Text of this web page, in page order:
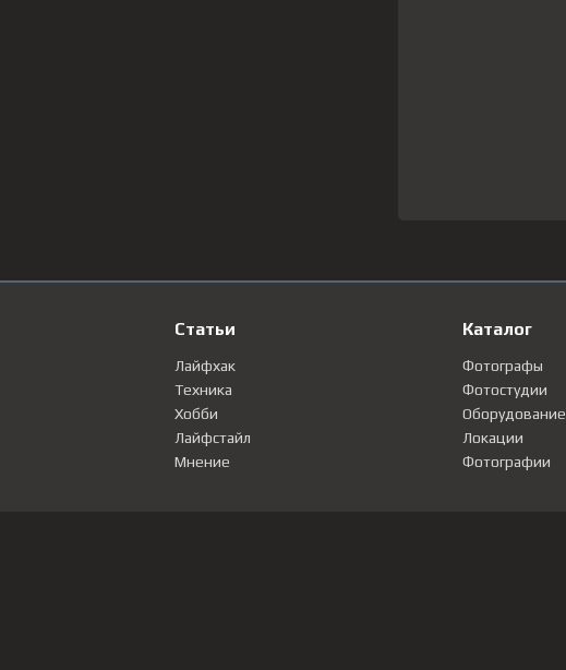
Статьи
Лайфхак
Техника
Хобби
Лайфстайл
Мнение
Каталог
Фотографы
Фотостудии
Оборудование
Локации
Фотографии